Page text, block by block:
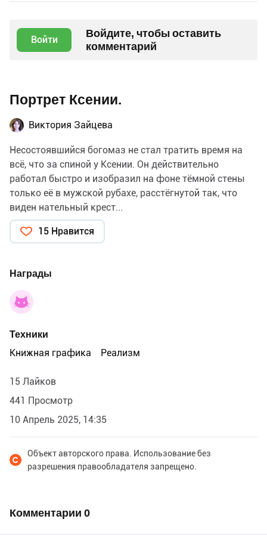
Войти
Войдите, чтобы оставить
комментарий
Портрет Ксении.
Виктория Зайцева
Несостоявшийся богомаз не стал тратить время на
всё, что за спиной у Ксении. Он действительно
работал быстро и изобразил на фоне тёмной стены
только её в мужской рубахе, расстёгнутой так, что
виден нательный крест...
15 Нравится
Награды
Техники
Книжная графика
Реализм
15 Лайков
441 Просмотр
10 Апрель 2025, 14:35
Объект авторского права. Использование без
разрешения правообладателя запрещено.
Комментарии 0